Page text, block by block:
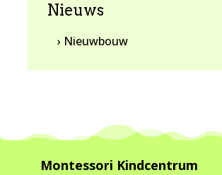
Nieuws
› Nieuwbouw
Montessori Kindcentrum